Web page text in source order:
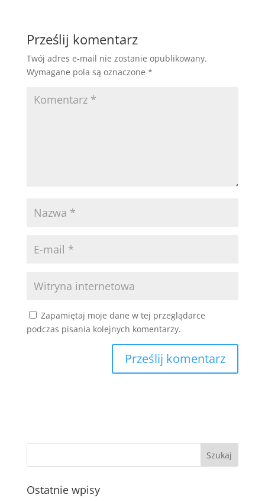
Prześlij komentarz
Twój adres e-mail nie zostanie opublikowany.
Wymagane pola są oznaczone *
Zapamiętaj moje dane w tej przeglądarce
podczas pisania kolejnych komentarzy.
Ostatnie wpisy